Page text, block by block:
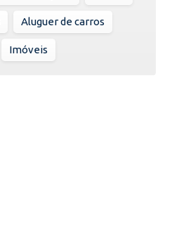
Aluguer de carros
Imóveis